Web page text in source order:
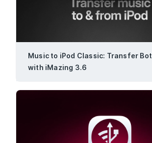
Music to iPod Classic: Transfer
with iMazing 3.6